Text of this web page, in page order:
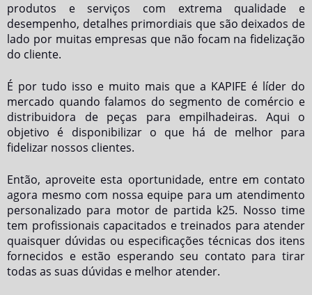
produtos e serviços com extrema qualidade e
desempenho, detalhes primordiais que são deixados de
lado por muitas empresas que não focam na fidelização
do cliente.
É por tudo isso e muito mais que a KAPIFE é líder do
mercado quando falamos do segmento de comércio e
distribuidora de peças para empilhadeiras. Aqui o
objetivo é disponibilizar o que há de melhor para
fidelizar nossos clientes.
Então, aproveite esta oportunidade, entre em contato
agora mesmo com nossa equipe para um atendimento
personalizado para motor de partida k25. Nosso time
tem profissionais capacitados e treinados para atender
quaisquer dúvidas ou especificações técnicas dos itens
fornecidos e estão esperando seu contato para tirar
todas as suas dúvidas e melhor atender.